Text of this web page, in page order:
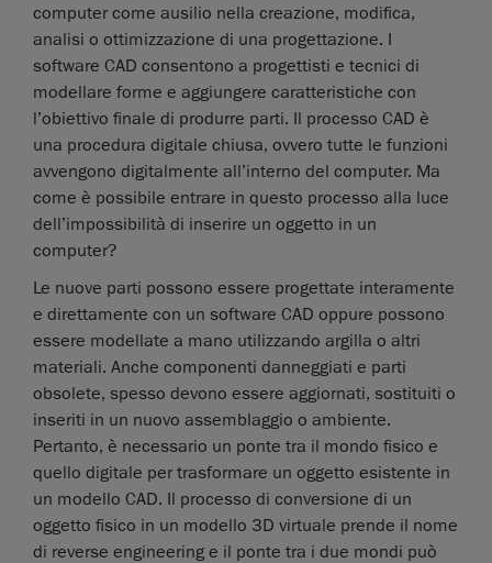
computer come ausilio nella creazione, modifica,
analisi o ottimizzazione di una progettazione. I
software CAD consentono a progettisti e tecnici di
modellare forme e aggiungere caratteristiche con
l’obiettivo finale di produrre parti. Il processo CAD è
una procedura digitale chiusa, ovvero tutte le funzioni
avvengono digitalmente all’interno del computer. Ma
come è possibile entrare in questo processo alla luce
dell’impossibilità di inserire un oggetto in un
computer?
Le nuove parti possono essere progettate interamente
e direttamente con un software CAD oppure possono
essere modellate a mano utilizzando argilla o altri
materiali. Anche componenti danneggiati e parti
obsolete, spesso devono essere aggiornati, sostituiti o
inseriti in un nuovo assemblaggio o ambiente.
Pertanto, è necessario un ponte tra il mondo fisico e
quello digitale per trasformare un oggetto esistente in
un modello CAD. Il processo di conversione di un
oggetto fisico in un modello 3D virtuale prende il nome
di reverse engineering e il ponte tra i due mondi può